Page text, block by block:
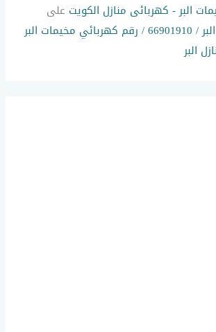
البر - كهربائى منازل الكويت على
كهربائي مخيمات البر / 66901910 / رقم كهربائي مخيمات البر
البر